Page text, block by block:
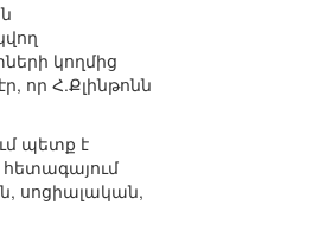
կողմից
որ Հ.Քլինթոնն
պետք է
սոցիալական,